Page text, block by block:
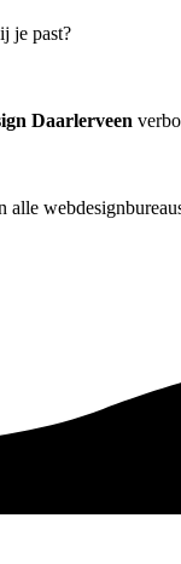
je past?
Daarlerveen